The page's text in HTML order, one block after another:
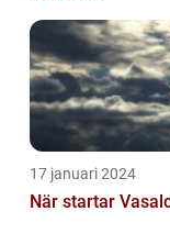
17 januari 2024
När startar